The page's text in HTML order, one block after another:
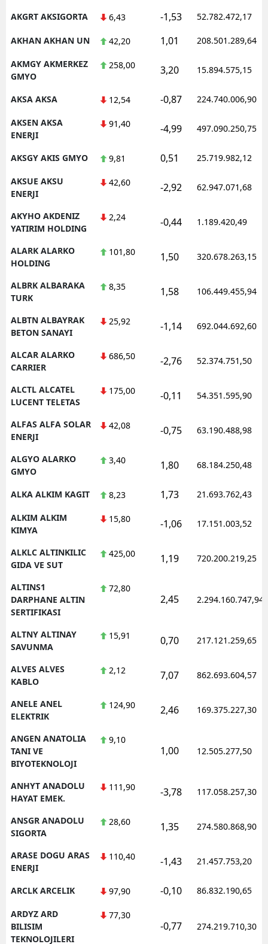
AKGRT AKSIGORTA 6,43 -1,53 52.782.472,17
AKHAN AKHAN UN 42,20 1,01 208.501.289,64
AKMGY AKMERKEZ
GMYO
258,00 3,20 15.894.575,15
AKSA AKSA 12,54 -0,87 224.740.006,90
AKSEN AKSA
ENERJI
91,40 -4,99 497.090.250,75
AKSGY AKIS GMYO 9,81 0,51 25.719.982,12
AKSUE AKSU
ENERJI
42,60 -2,92 62.947.071,68
AKYHO AKDENIZ
YATIRIM HOLDING
2,24 -0,44 1.189.420,49
ALARK ALARKO
HOLDING
101,80 1,50 320.678.263,15
ALBRK ALBARAKA
TURK
8,35 1,58 106.449.455,94
ALBTN ALBAYRAK
BETON SANAYI
25,92 -1,14 692.044.692,60
ALCAR ALARKO
CARRIER
686,50 -2,76 52.374.751,50
ALCTL ALCATEL
LUCENT TELETAS
175,00 -0,11 54.351.595,90
ALFAS ALFA SOLAR
ENERJI
42,08 -0,75 63.190.488,98
ALGYO ALARKO
GMYO
3,40 1,80 68.184.250,48
ALKA ALKIM KAGIT 8,23 1,73 21.693.762,43
ALKIM ALKIM
KIMYA
15,80 -1,06 17.151.003,52
ALKLC ALTINKILIC
GIDA VE SUT
425,00 1,19 720.200.219,25
ALTINS1
DARPHANE ALTIN
SERTIFIKASI
72,80
2,45 2.294.160.747,94
ALTNY ALTINAY
SAVUNMA
15,91 0,70 217.121.259,65
ALVES ALVES
KABLO
2,12 7,07 862.693.604,57
ANELE ANEL
ELEKTRIK
124,90 2,46 169.375.227,30
ANGEN ANATOLIA
TANI VE
BIYOTEKNOLOJI
9,10
1,00 12.505.277,50
ANHYT ANADOLU
HAYAT EMEK.
111,90 -3,78 117.058.257,30
ANSGR ANADOLU
SIGORTA
28,60 1,35 274.580.868,90
ARASE DOGU ARAS
ENERJI
110,40 -1,43 21.457.753,20
ARCLK ARCELIK 97,90 -0,10 86.832.190,65
ARDYZ ARD
BILISIM
TEKNOLOJILERI
77,30
-0,77 274.219.710,30